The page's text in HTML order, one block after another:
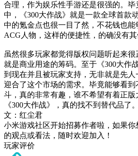
合理，作为娱乐性手游还是很强的。毕
中，《300大作战》就是一款全球首款
中的氪金点也很一目了然，不花钱也
ACG人物，这样的便捷性，的确没有其
虽然很多玩家都觉得版权问题听起来
就是商业用途的筹码。至于《300大作
到现在并且被玩家支持，无非就是先人
迎合了这个市场的需求。毕竟能够看
斗，真的非常有趣，谁不希望有着正
《300大作战》，真的找不到替代品了。
文：红尘君
小米游戏社区开始招募作者啦，如果你
的观点或看法，随时欢迎加入！
玩家评价